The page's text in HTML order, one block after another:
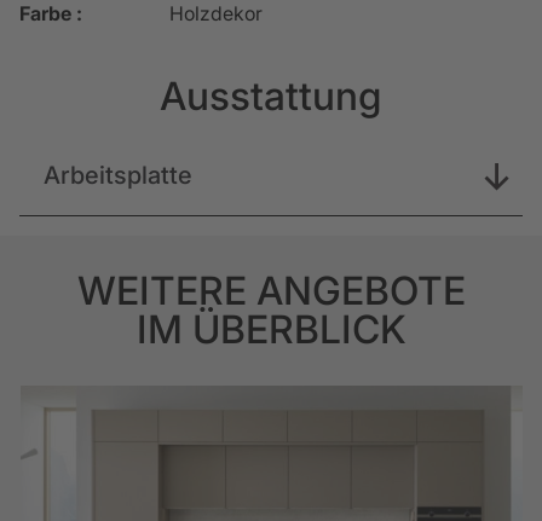
Farbe :
Holzdekor
Ausstattung
Arbeitsplatte
WEITERE ANGEBOTE
IM ÜBERBLICK